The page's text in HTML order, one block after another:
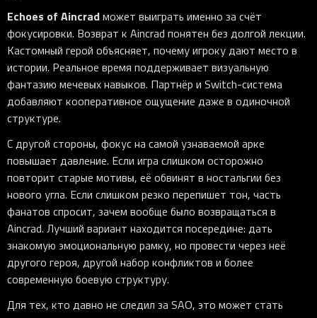
Echoes of Aincradможет выиграть именно за счёт
фокусировки. Возврат к Aincrad понятен без долгой лекции.
Кастомный герой объясняет, почему игроку дают место в
истории. Реальное время поддерживает визуальную
фантазию мечевых навыков. Партнёр и Switch-система
добавляют кооперативное ощущение даже в одиночной
структуре.
С другой стороны, фокус на самой узнаваемой арке
повышает давление. Если игра слишком осторожно
повторит старые мотивы, её обвинят в ностальгии без
нового угла. Если слишком резко перепишет тон, часть
фанатов спросит, зачем вообще было возвращаться в
Aincrad. Лучший вариант находится посередине: дать
знакомую эмоциональную рамку, но провести через неё
другого героя, другой набор конфликтов и более
современную боевую структуру.
Для тех, кто давно не следил за SAO, это может стать